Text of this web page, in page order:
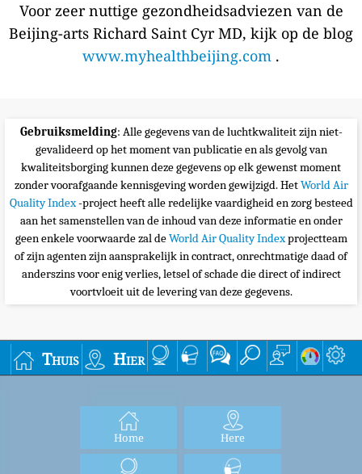
Voor zeer nuttige gezondheidsadviezen van de
Beijing-arts Richard Saint Cyr MD, kijk op de blog
www.myhealthbeijing.com .
Gebruiksmelding: Alle gegevens van de luchtkwaliteit zijn niet-
gevalideerd op het moment van publicatie en als gevolg van
kwaliteitsborging kunnen deze gegevens op elk gewenst moment
zonder voorafgaande kennisgeving worden gewijzigd. HetWorld Air
Quality Index-project heeft alle redelijke vaardigheid en zorg besteed
aan het samenstellen van de inhoud van deze informatie en onder
geen enkele voorwaarde zal deWorld Air Quality Indexprojectteam
of zijn agenten zijn aansprakelijk in contract, onrechtmatige daad of
anderszins voor enig verlies, letsel of schade die direct of indirect
voortvloeit uit de levering van deze gegevens.
Thuis Hier
Home Here